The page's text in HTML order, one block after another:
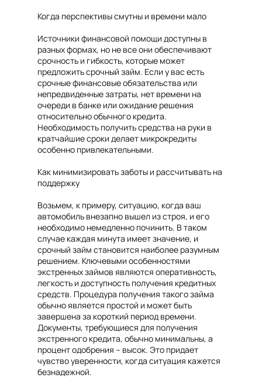
Когда перспективы смутны и времени мало
Источники финансовой помощи доступны в
разных формах, но не все они обеспечивают
срочность и гибкость, которые может
предложить срочный займ. Если у вас есть
срочные финансовые обязательства или
непредвиденные затраты, нет времени на
очереди в банке или ожидание решения
относительно обычного кредита.
Необходимость получить средства на руки в
кратчайшие сроки делает микрокредиты
особенно привлекательными.
Как минимизировать заботы и рассчитывать на
поддержку
Возьмем, к примеру, ситуацию, когда ваш
автомобиль внезапно вышел из строя, и его
необходимо немедленно починить. В таком
случае каждая минута имеет значение, и
срочный займ становится наиболее разумным
решением. Ключевыми особенностями
экстренных займов являются оперативность,
легкость и доступность получения кредитных
средств. Процедура получения такого займа
обычно является простой и может быть
завершена за короткий период времени.
Документы, требующиеся для получения
экстренного кредита, обычно минимальны, а
процент одобрения – высок. Это придает
чувство уверенности, когда ситуация кажется
безнадежной.